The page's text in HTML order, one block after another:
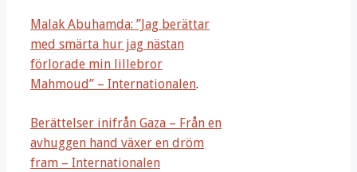
Malak Abuhamda: ”Jag berättar
med smärta hur jag nästan
förlorade min lillebror
Mahmoud” – Internationalen.
Berättelser inifrån Gaza – Från en
avhuggen hand växer en dröm
fram – Internationalen